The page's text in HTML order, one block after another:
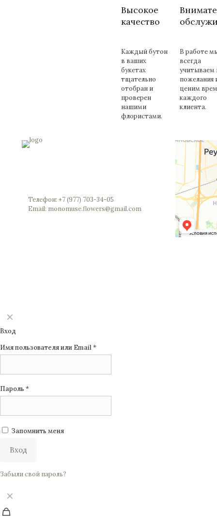
Высокое
качество
Каждый бутон
в ваших
букетах
тщательно
отобран и
проверен
нашими
флористами.
В работе
всегда
учитываем
пожелания
ценим
каждого
клиента.
Телефон: +7 (977) 703-34-05
Email: monomuse.flowers@gmail.com
✕
Вход
Имя пользователя или Email*
Пароль *
Запомнить меня
Вход
Забыли свой пароль?
✕